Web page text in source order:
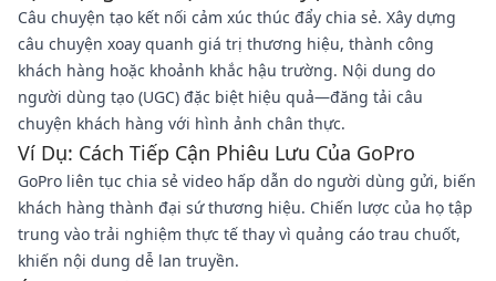
Câu chuyện tạo kết nối cảm xúc thúc đẩy chia sẻ. Xây dựng
câu chuyện xoay quanh giá trị thương hiệu, thành công
khách hàng hoặc khoảnh khắc hậu trường. Nội dung do
người dùng tạo (UGC) đặc biệt hiệu quả—đăng tải câu
chuyện khách hàng với hình ảnh chân thực.
Ví Dụ: Cách Tiếp Cận Phiêu Lưu Của GoPro
GoPro liên tục chia sẻ video hấp dẫn do người dùng gửi, biến
khách hàng thành đại sứ thương hiệu. Chiến lược của họ tập
trung vào trải nghiệm thực tế thay vì quảng cáo trau chuốt,
khiến nội dung dễ lan truyền.